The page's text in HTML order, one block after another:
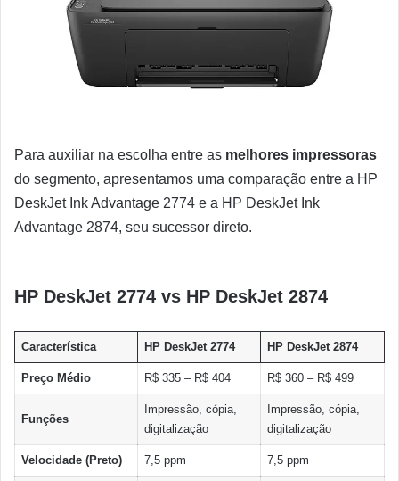
Para auxiliar na escolha entre as melhores impressoras
do segmento, apresentamos uma comparação entre a HP
DeskJet Ink Advantage 2774 e a HP DeskJet Ink
Advantage 2874, seu sucessor direto.
HP DeskJet 2774 vs HP DeskJet 2874
Característica HP DeskJet 2774 HP DeskJet 2874
Preço Médio R$ 335 – R$ 404 R$ 360 – R$ 499
Funções
Impressão, cópia,
digitalização
Impressão, cópia,
digitalização
Velocidade (Preto) 7,5 ppm 7,5 ppm